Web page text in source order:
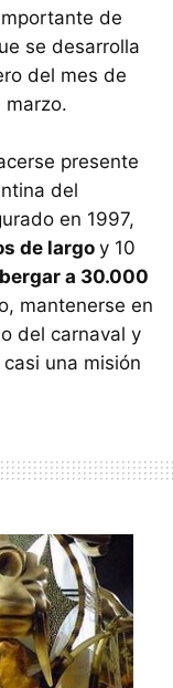
de
se desarrolla
del mes de
marzo.
presente
del
en 1997,
de largo y 10
a 30.000
mantenerse en
del carnaval y
una misión